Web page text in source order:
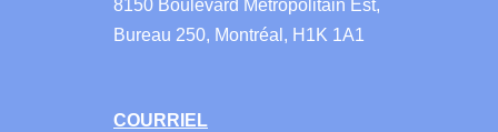
8150 Boulevard Métropolitain Est,
Bureau 250, Montréal, H1K 1A1
COURRIEL